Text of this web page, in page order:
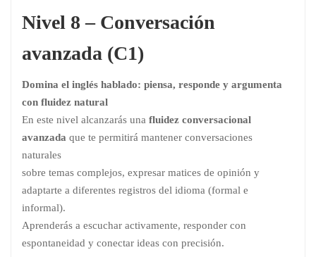
Nivel 8 – Conversación
avanzada (C1)
Domina el inglés hablado: piensa, responde y argumenta
con fluidez natural
En este nivel alcanzarás una fluidez conversacional
avanzada que te permitirá mantener conversaciones
naturales
sobre temas complejos, expresar matices de opinión y
adaptarte a diferentes registros del idioma (formal e
informal).
Aprenderás a escuchar activamente, responder con
espontaneidad y conectar ideas con precisión.